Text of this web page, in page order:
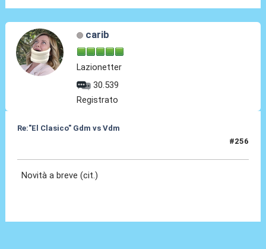
carib
Lazionetter
30.539
Registrato
Re:"El Clasico" Gdm vs Vdm
#256
Novità a breve (cit.)